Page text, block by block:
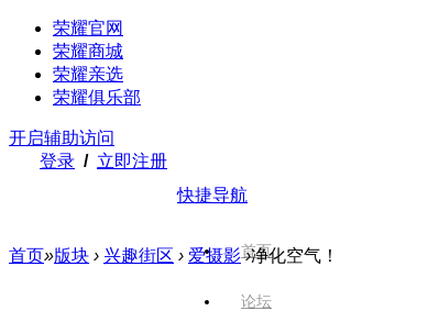
荣耀官网
荣耀商城
荣耀亲选
荣耀俱乐部
开启辅助访问
登录 / 立即注册
快捷导航
首页
论坛
首页»版块 › 兴趣街区 › 爱摄影 ›净化空气！